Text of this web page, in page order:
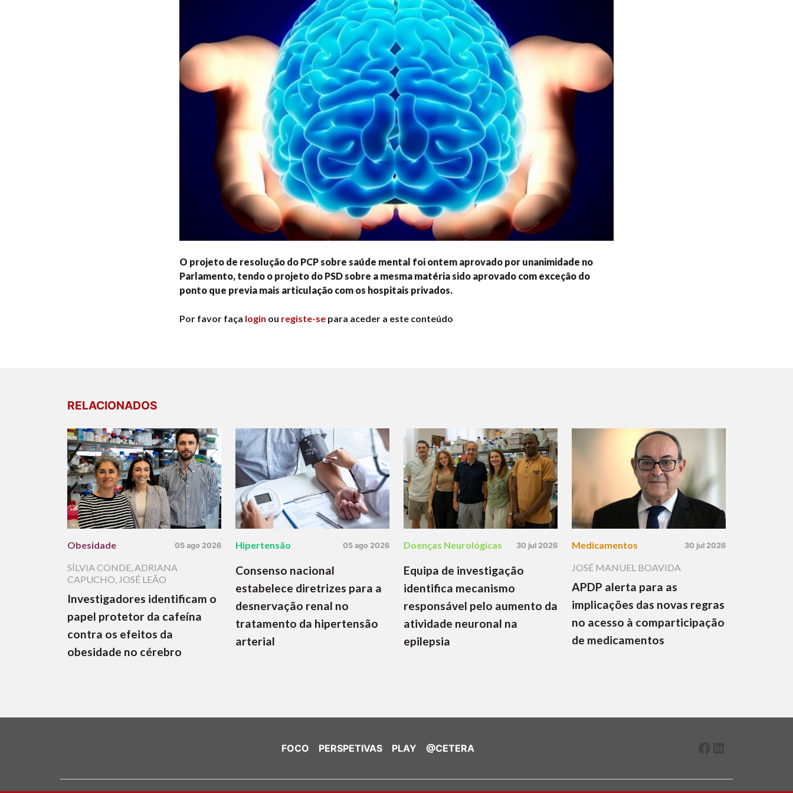
O projeto de resolução do PCP sobre saúde mental foi ontem aprovado por unanimidade no
Parlamento, tendo o projeto do PSD sobre a mesma matéria sido aprovado com exceção do
ponto que previa mais articulação com os hospitais privados.
Por favor faça login ou registe-se para aceder a este conteúdo
RELACIONADOS
Obesidade 05 ago 2026
SÍLVIA CONDE,ADRIANA
CAPUCHO, JOSÉ LEÃO
Investigadores identificam o
papel protetor da cafeína
contra os efeitos da
obesidade no cérebro
Hipertensão 05 ago 2026
Consenso nacional
estabelece diretrizes para a
desnervação renal no
tratamento da hipertensão
arterial
Doenças Neurológicas 30 jul 2026
Equipa de investigação
identifica mecanismo
responsável pelo aumento da
atividade neuronal na
epilepsia
Medicamentos 30 jul 2026
JOSÉ MANUEL BOAVIDA
APDP alerta para as
implicações das novas regras
no acesso à comparticipação
de medicamentos
FOCO PERSPETIVAS PLAY @CETERA